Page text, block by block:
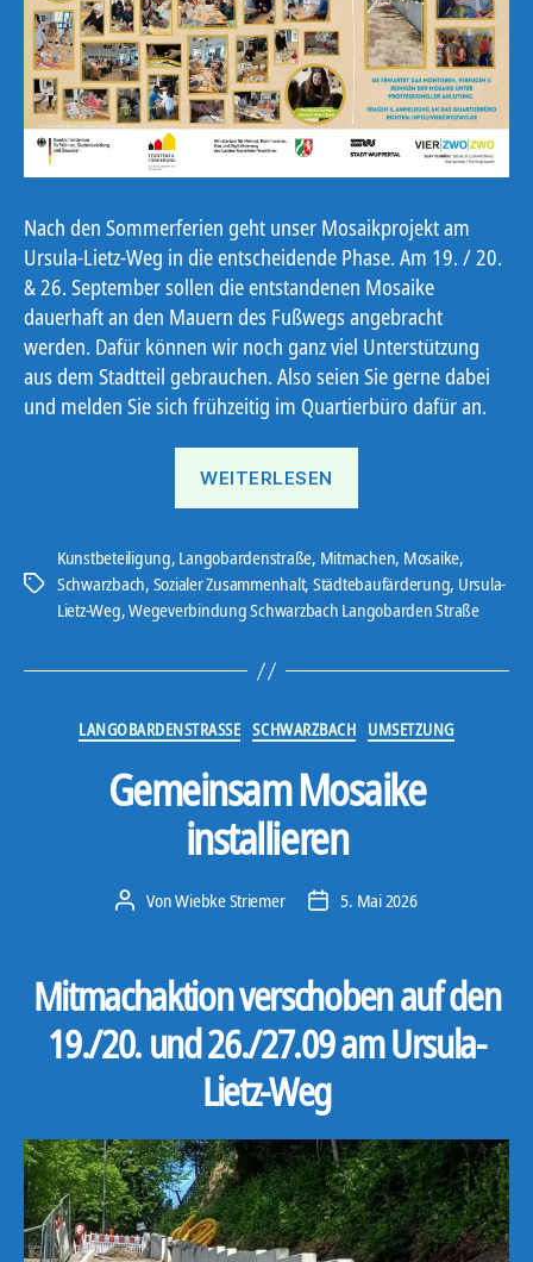
Nach den Sommerferien geht unser Mosaikprojekt am
Ursula-Lietz-Weg in die entscheidende Phase. Am 19. / 20.
& 26. September sollen die entstandenen Mosaike
dauerhaft an den Mauern des Fußwegs angebracht
werden. Dafür können wir noch ganz viel Unterstützung
aus dem Stadtteil gebrauchen. Also seien Sie gerne dabei
und melden Sie sich frühzeitig im Quartierbüro dafür an.
WEITERLESEN
Schlagwörter
Kunstbeteiligung, Langobardenstraße, Mitmachen, Mosaike,
Schwarzbach, Sozialer Zusammenhalt, Städtebaufärderung, Ursula-
Lietz-Weg,Wegeverbindung Schwarzbach Langobarden Straße
Kategorien
LANGOBARDENSTRASSE SCHWARZBACH UMSETZUNG
Gemeinsam Mosaike
installieren
Beitragsautor
VonWiebke Striemer Veröffentlichungsdatum
5. Mai 2026
Mitmachaktion verschoben auf den
19./20. und 26./27.09 am Ursula-
Lietz-Weg